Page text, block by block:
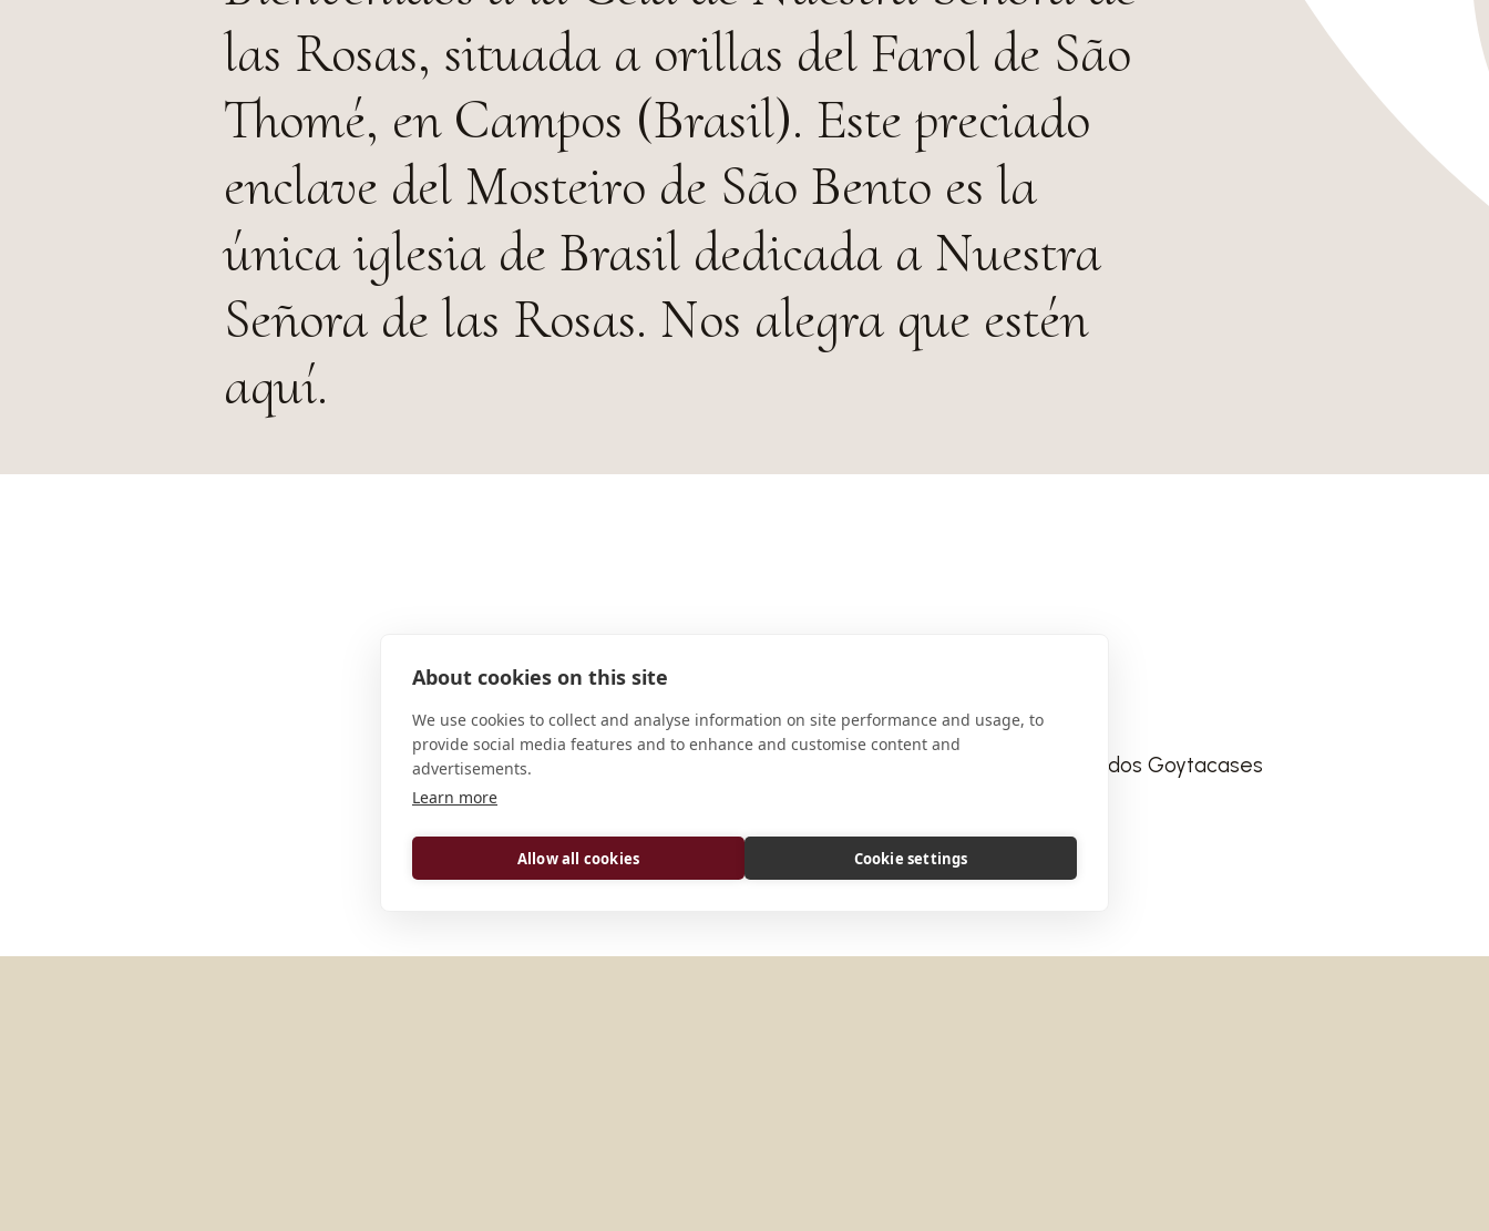
las Rosas, situada a orillas del Farol de São
Thomé, en Campos (Brasil). Este preciado
enclave del Mosteiro de São Bento es la
única iglesia de Brasil dedicada a Nuestra
Señora de las Rosas. Nos alegra que estén
aquí.
DIRECCIÓN
Av. Garoupas, 85 Farol de São Thomé Campos dos Goytacases
CONECTAR
Sitio web
About cookies on this site
We use cookies to collect and analyse information on site performance and usage, to
provide social media features and to enhance and customise content and
advertisements.
Learn more
Allow all cookies Cookie settings